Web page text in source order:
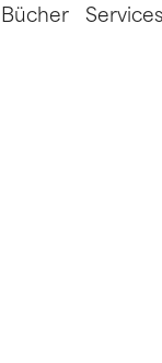
Bücher Services